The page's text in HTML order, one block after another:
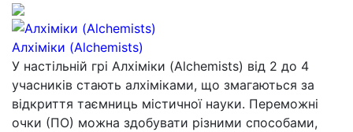
Алхіміки (Alchemists)
У настільній грі Алхіміки (Alchemists) від 2 до 4
учасників стають алхіміками, що змагаються за
відкриття таємниць містичної науки. Переможні
очки (ПО) можна здобувати різними способами,